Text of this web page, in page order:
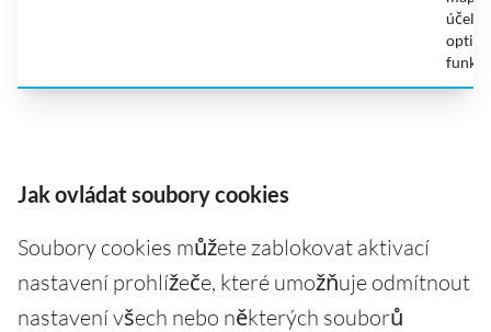
Jak ovládat soubory cookies
Soubory cookies můžete zablokovat aktivací
nastavení prohlížeče, které umožňuje odmítnout
nastavení všech nebo některých souborů